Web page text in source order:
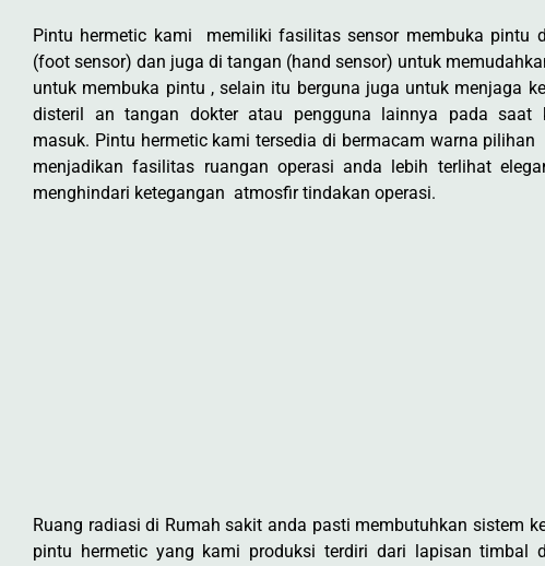
Pintu hermetic kami memiliki fasilitas sensor membuka pintu
(foot sensor) dan juga di tangan (hand sensor) untuk
untuk membuka pintu , selain itu berguna juga untuk menjaga
disteril an tangan dokter atau pengguna lainnya pada saat
masuk. Pintu hermetic kami tersedia di bermacam warna
menjadikan fasilitas ruangan operasi anda lebih terlihat
menghindari ketegangan atmosfir tindakan operasi.
Ruang radiasi di Rumah sakit anda pasti membutuhkan sistem
pintu hermetic yang kami produksi terdiri dari lapisan timbal